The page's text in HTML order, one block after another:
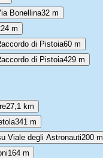
Bonellina32 m
m
di Pistoia60 m
di Pistoia429 m
27,1 km
341 m
Viale degli Astronauti200 m
164 m